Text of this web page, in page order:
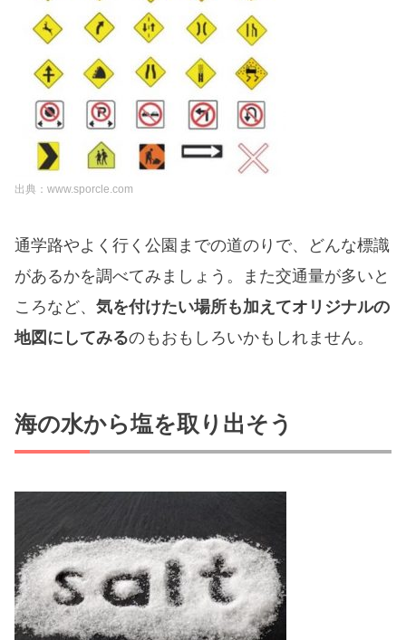
出典：www.sporcle.com
通学路やよく行く公園までの道のりで、どんな標識
があるかを調べてみましょう。また交通量が多いと
ころなど、気を付けたい場所も加えてオリジナルの
地図にしてみるのもおもしろいかもしれません。
海の水から塩を取り出そう